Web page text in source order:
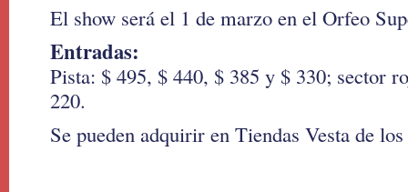
El show será el 1 de marzo en el Orfeo
Entradas:
Pista: $ 495, $ 440, $ 385 y $ 330; sector
220.
Se pueden adquirir en Tiendas Vesta de